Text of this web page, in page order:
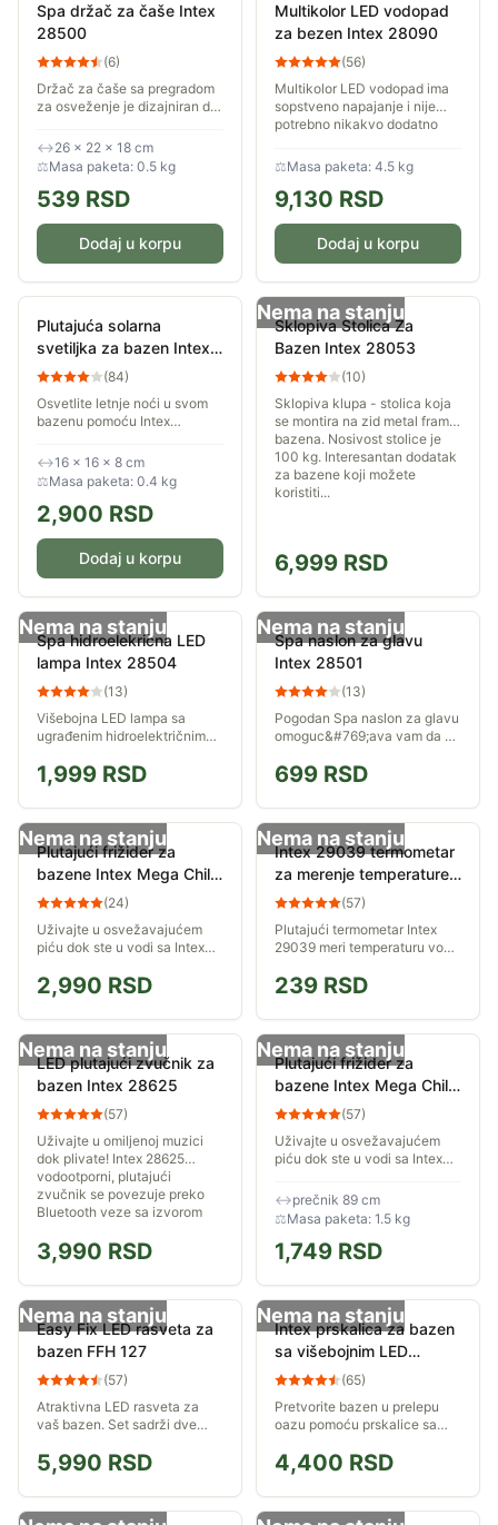
Spa držač za čaše Intex
28500
(6)
Držač za čaše sa pregradom
za osveženje je dizajniran da
đakuzija ili bazena.
↔26 × 22 × 18 cm
⚖Masa paketa: 0.5 kg
539 RSD
Dodaj u korpu
Multikolor LED vodopad
za bezen Intex 28090
(56)
Multikolor LED vodopad ima
sopstveno napajanje i nije
potrebno nikakvo dodatno
energijom. Svetli u tri različite
boje: crvena,...
⚖Masa paketa: 4.5 kg
9,130 RSD
Dodaj u korpu
Plutajuća solarna
svetiljka za bazen Intex
28695
(84)
Osvetlite letnje noći u svom
bazenu pomoću Intex
svetiljke. Automatski se pali
kada padne mrak i gasi kada
svane. 2 režima...
↔16 × 16 × 8 cm
⚖Masa paketa: 0.4 kg
2,900 RSD
Dodaj u korpu
Nema na stanju
Sklopiva Stolica Za
Bazen Intex 28053
(10)
Sklopiva klupa - stolica koja
se montira na zid metal frame
bazena. Nosivost stolice je
100 kg. Interesantan dodatak
za bazene koji možete
koristiti...
6,999 RSD
Nema na stanju
Spa hidroelekrična LED
lampa Intex 28504
(13)
Višebojna LED lampa sa
ugrađenim hidroelektričnim
kome za nju nisu potrebne
baterije. Nudi dva načina
osvetljenja. Zavisno...
1,999 RSD
Nema na stanju
Spa naslon za glavu
Intex 28501
(13)
Pogodan Spa naslon za glavu
omoguc&#769;ava vam da se
opuštate u đakuziju ili
699 RSD
Nema na stanju
Plutajući frižider za
bazene Intex Mega Chill
2 58821 (24)
Uživajte u osvežavajućem
piću dok ste u vodi sa Intex
frižiderom za bazene. Mega
Chill pluta pored vas u
bazenu po sunčanom...
2,990 RSD
Nema na stanju
Intex 29039 termometar
za merenje temperature
vode u bazenu
(57)
Plutajući termometar Intex
29039 meri temperaturu vode
239 RSD
Nema na stanju
LED plutajući zvučnik za
bazen Intex 28625
(57)
Uživajte u omiljenoj muzici
dok plivate! Intex 28625
vodootporni, plutajući
zvučnik se povezuje preko
Bluetooth veze sa izvorom
3,990 RSD
Nema na stanju
Plutajući frižider za
bazene Intex Mega Chill
56822
(57)
Uživajte u osvežavajućem
piću dok ste u vodi sa Intex
frižiderom za bazene. Mega
Chill pluta pored vas u
bazenu po sunčanom...
↔prečnik 89 cm
⚖Masa paketa: 1.5 kg
1,749 RSD
Nema na stanju
Easy Fix LED rasveta za
bazen FFH 127
(57)
Atraktivna LED rasveta za
vaš bazen. Set sadrži dve
prečnika po 14cm. Lampama
se upravlja pomoću
daljinskog upravljača.
5,990 RSD
Nema na stanju
Intex prskalica za bazen
sa višebojnim LED
osvetljenjem 28089
(65)
Pretvorite bazen u prelepu
oazu pomoću prskalice sa
boje: bela, crvena, plava i
zelena. Za rad nisu potrebne
ni baterije...
4,400 RSD